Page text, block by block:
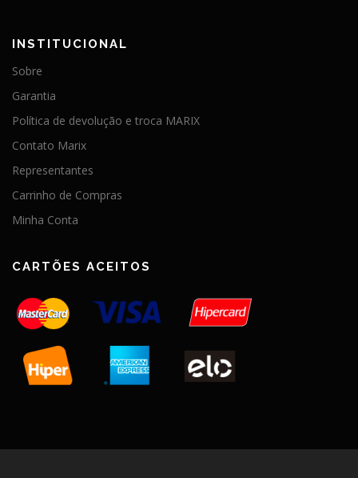
INSTITUCIONAL
Sobre
Garantia
Política de devolução e troca MARIX
Contato Marix
Representantes
Carrinho de Compras
Minha Conta
CARTÕES ACEITOS